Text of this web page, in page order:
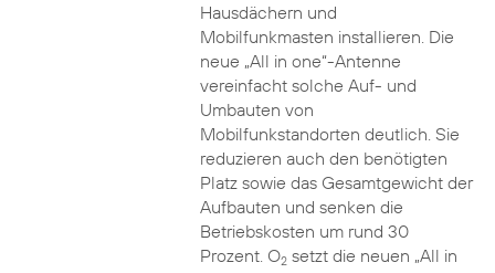
Hausdächern und
Mobilfunkmasten installieren. Die
neue „All in one“-Antenne
vereinfacht solche Auf- und
Umbauten von
Mobilfunkstandorten deutlich. Sie
reduzieren auch den benötigten
Platz sowie das Gesamtgewicht der
Aufbauten und senken die
Betriebskosten um rund 30
Prozent. O2setzt die neuen „All in